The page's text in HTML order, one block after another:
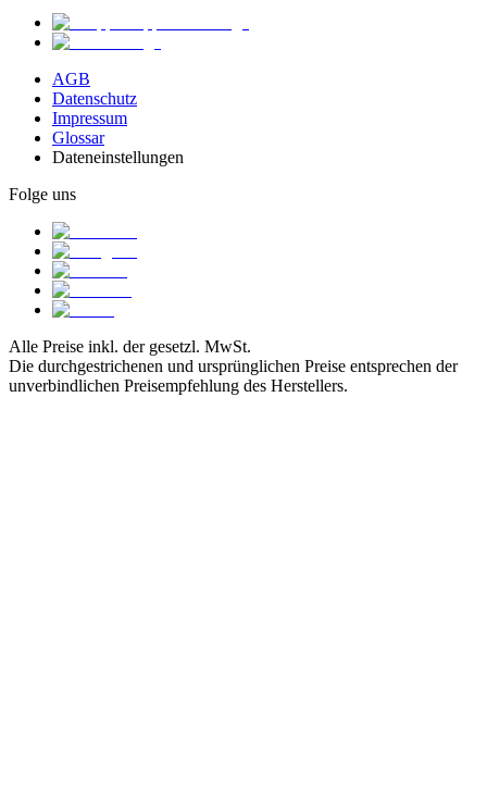
AGB
Datenschutz
Impressum
Glossar
Dateneinstellungen
Folge uns
Alle Preise inkl. der gesetzl. MwSt.
Die durchgestrichenen und ursprünglichen Preise entsprechen der
unverbindlichen Preisempfehlung des Herstellers.